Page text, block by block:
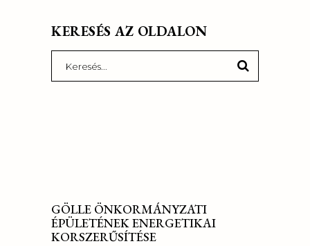
KERESÉS AZ OLDALON
GÖLLE ÖNKORMÁNYZATI
ÉPÜLETÉNEK ENERGETIKAI
KORSZERŰSÍTÉSE